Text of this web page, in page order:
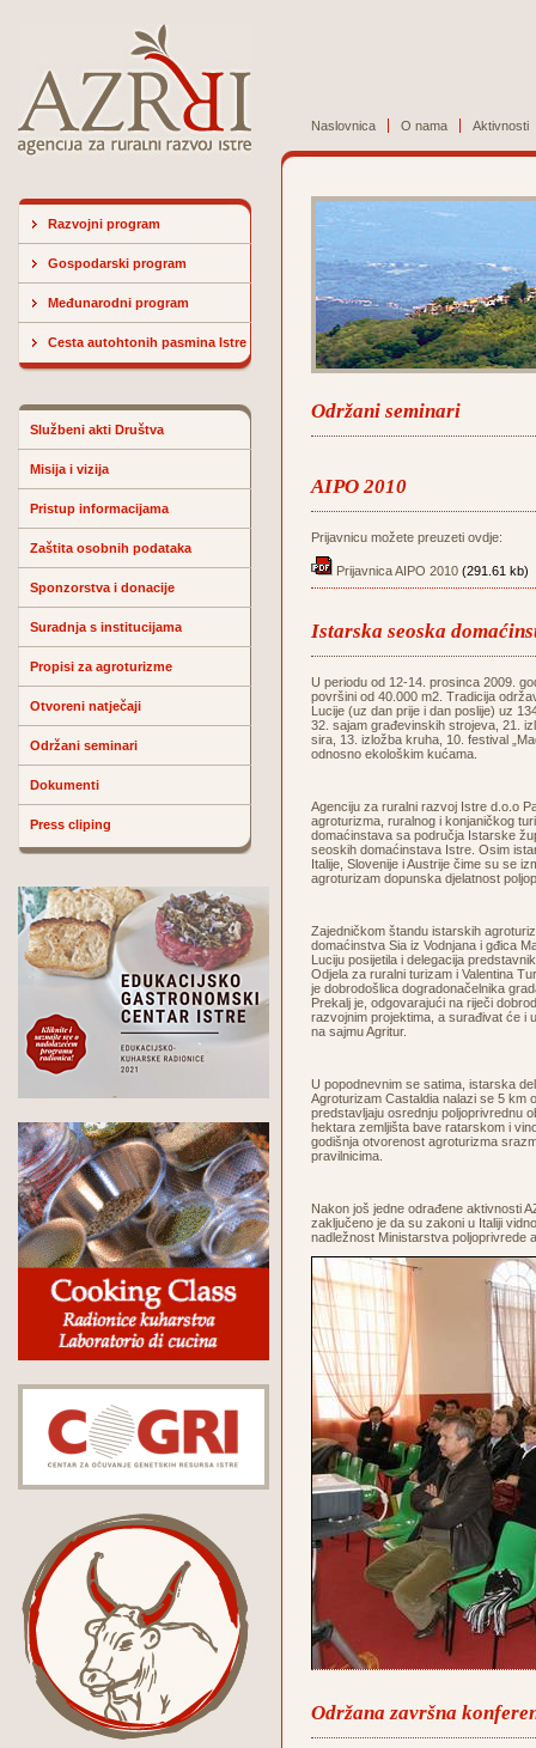
Naslovnica O nama Aktivnosti
Razvojni program
Gospodarski program
Međunarodni program
Cesta autohtonih pasmina Istre
Službeni akti Društva
Misija i vizija
Pristup informacijama
Zaštita osobnih podataka
Sponzorstva i donacije
Suradnja s institucijama
Propisi za agroturizme
Otvoreni natječaji
Održani seminari
Dokumenti
Press cliping
Održani seminari
AIPO 2010
Prijavnicu možete preuzeti ovdje:
Prijavnica AIPO 2010 (291.61 kb)
Istarska seoska
U periodu od 12-14. prosinca 2009.
površini od 40.000 m2. Tradicija
Lucije (uz dan prije i dan poslije) uz
32. sajam građevinskih strojeva, 21.
sira, 13. izložba kruha, 10. festival
odnosno ekološkim kućama.
Agenciju za ruralni razvoj Istre d.o.o
agroturizma, ruralnog i konjaničkog
domaćinstava sa područja Istarske
seoskih domaćinstava Istre. Osim
Italije, Slovenije i Austrije čime su se
agroturizam dopunska djelatnost
Zajedničkom štandu istarskih
domaćinstva Sia iz Vodnjana i gđica
Luciju posijetila i delegacija
Odjela za ruralni turizam i Valentina
je dobrodošlica dogradonačelnika
Prekalj je, odgovarajući na riječi
razvojnim projektima, a surađivat će i
na sajmu Agritur.
U popodnevnim se satima, istarska
Agroturizam Castaldia nalazi se 5 km
predstavljaju osrednju poljoprivrednu
hektara zemljišta bave ratarskom i
godišnja otvorenost agroturizma
pravilnicima.
Nakon još jedne odrađene aktivnosti
zaključeno je da su zakoni u Italiji
nadležnost Ministarstva poljoprivrede
Održana završna